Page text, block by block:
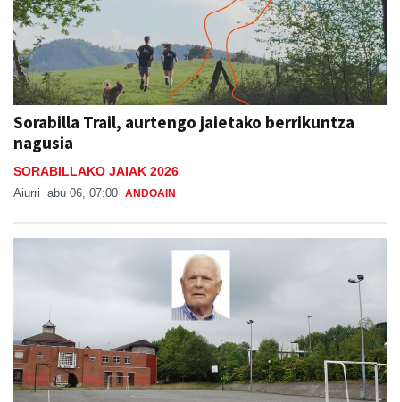
Sorabilla Trail, aurtengo jaietako berrikuntza
nagusia
SORABILLAKO JAIAK 2026
Aiurri abu 06, 07:00 ANDOAIN